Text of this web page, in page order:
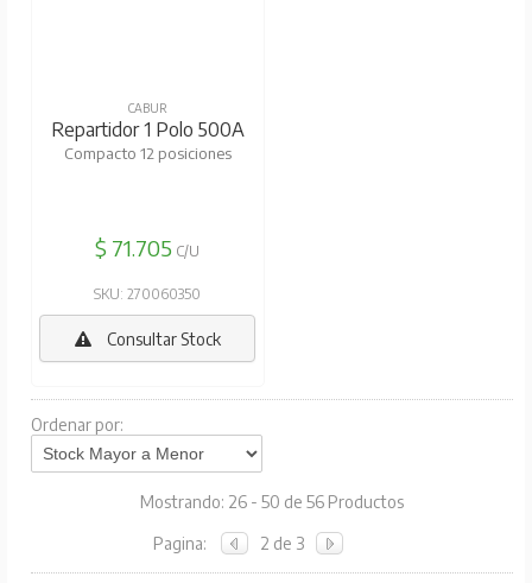
CABUR
Repartidor 1 Polo 500A
Compacto 12 posiciones
$ 71.705 C/U
SKU: 270060350
Consultar Stock
Ordenar por:
Mostrando: 26 - 50 de 56 Productos
Pagina: 2 de 3